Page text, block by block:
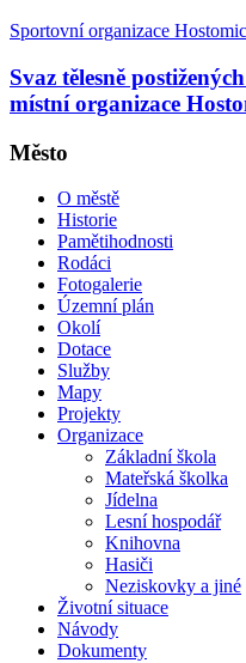
Sportovní organizace
Svaz tělesně
místní organizace
Město
O městě
Historie
Pamětihodnosti
Rodáci
Fotogalerie
Územní plán
Okolí
Dotace
Služby
Mapy
Projekty
Organizace
Základní škola
Mateřská školka
Jídelna
Lesní hospodář
Knihovna
Hasiči
Neziskovky a jiné
Životní situace
Návody
Dokumenty